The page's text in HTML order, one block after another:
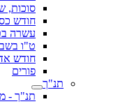
סוכות,
חודש
עשרה
ט"ו
חודש
פורים
תנ"ך
תנ"ך -